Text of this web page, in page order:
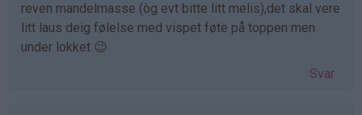
reven mandelmasse (òg evt bitte litt melis),det skal vere
litt laus deig følelse med vispet føte på toppen men
under lokket 😉
Svar